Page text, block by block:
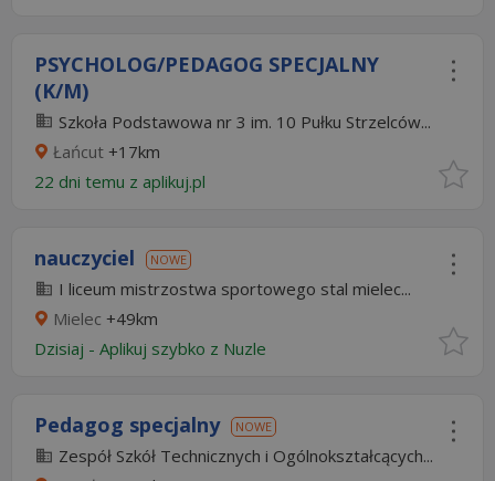
PSYCHOLOG/PEDAGOG SPECJALNY
(K/M)
Szkoła Podstawowa nr 3 im. 10 Pułku Strzelców...
Łańcut +17km
22 dni temu z aplikuj.pl
nauczyciel NOWE
I liceum mistrzostwa sportowego stal mielec...
Mielec +49km
Dzisiaj - Aplikuj szybko z Nuzle
Pedagog specjalny NOWE
Zespół Szkół Technicznych i Ogólnokształcących...